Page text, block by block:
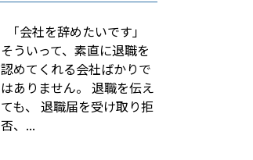
「会社を辞めたいです」
そういって、素直に退職を
認めてくれる会社ばかりで
はありません。 退職を伝え
ても、 退職届を受け取り拒
否、...